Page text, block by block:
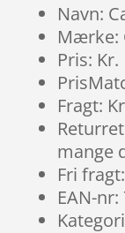
Navn:
Mærke:
Pris: Kr.
Fragt:
mange
Fri
EAN-